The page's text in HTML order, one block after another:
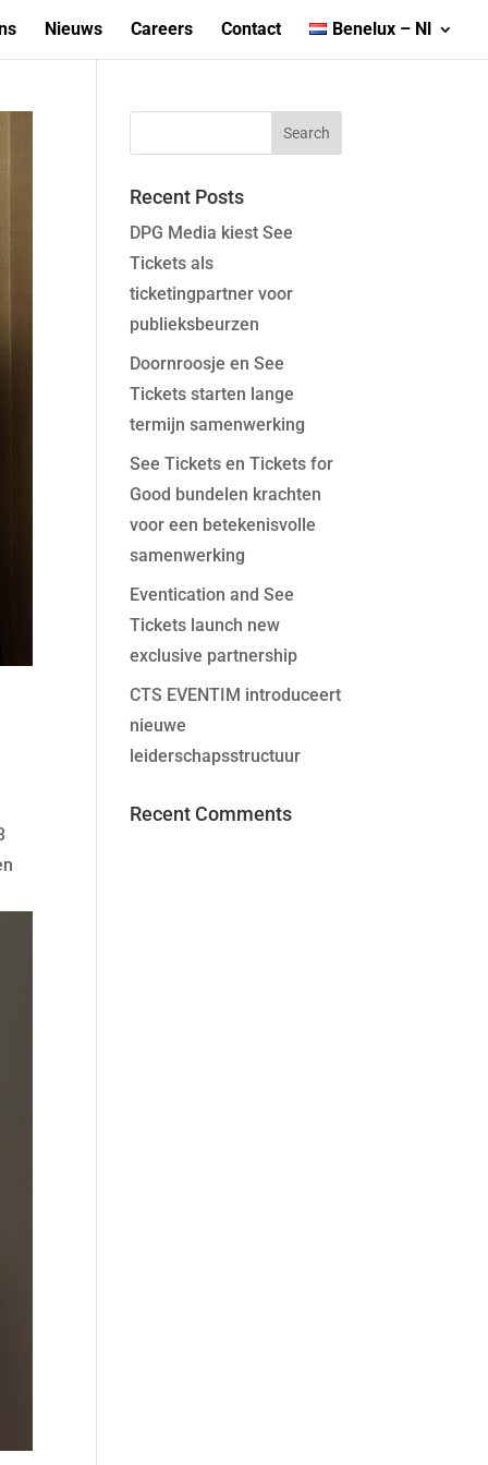
Nieuws Careers Contact Benelux – Nl
Recent Posts
DPG Media kiest See
Tickets als
ticketingpartner voor
publieksbeurzen
Doornroosje en See
Tickets starten lange
termijn samenwerking
See Tickets en Tickets for
Good bundelen krachten
voor een betekenisvolle
samenwerking
Eventication and See
Tickets launch new
exclusive partnership
CTS EVENTIM introduceert
nieuwe
leiderschapsstructuur
Recent Comments